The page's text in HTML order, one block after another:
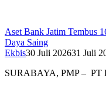
Aset Bank Jatim Tembus
Daya Saing
Ekbis30 Juli 202631 Juli
SURABAYA, PMP – PT